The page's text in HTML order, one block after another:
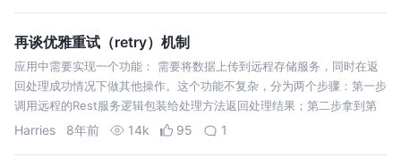
再谈优雅重试（retry）机制
应用中需要实现一个功能： 需要将数据上传到远程存储服务，同时在返
回处理成功情况下做其他操作。这个功能不复杂，分为两个步骤：第一步
调用远程的Rest服务逻辑包装给处理方法返回处理结果；第二步拿到第
一步结果或者捕捉异常，如果出现错误或异常实现重试上传逻辑，否则继
Harries 8年前 14k 95 1